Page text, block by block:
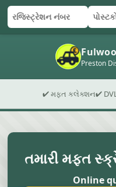
Preston
✔ મફત કલેક્શન✔
તમારી મફત
Online